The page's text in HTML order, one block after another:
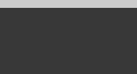
30 dní pred